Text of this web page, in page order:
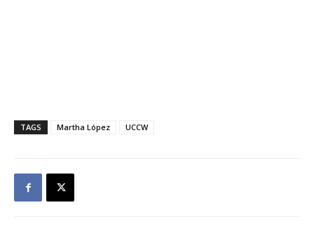
TAGS Martha López UCCW